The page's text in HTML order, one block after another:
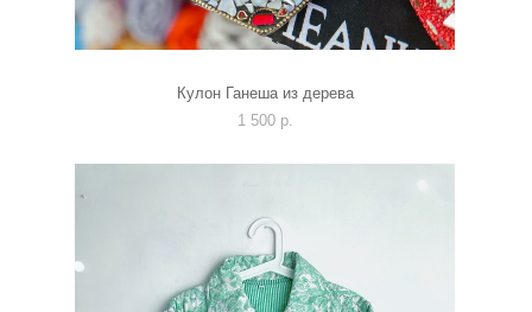
Кулон Ганеша из дерева
1 500 p.